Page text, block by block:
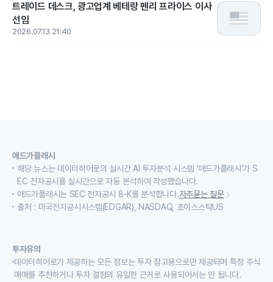
트레이드 데스크, 광고업계 베테랑 펜리 프라이스 이사
선임
2026.07.13 21:40
애드가플래시
해당 뉴스는 데이터히어로의 실시간 AI 투자분석 시스템 ‘애드가플래시’가 S
EC 전자공시를 실시간으로 자동 분석하여 작성했습니다.
애드가플래시는 SEC 전자공시 8-K를 분석합니다.자주묻는 질문
출처 : 미국전자공시시스템(EDGAR), NASDAQ, 초이스스탁US
투자유의
데이터히어로가 제공하는 모든 정보는 투자 참고용으로만 제공되며 특정 주식
매매를 추천하거나 투자 결정의 유일한 근거로 사용되어서는 안 됩니다.